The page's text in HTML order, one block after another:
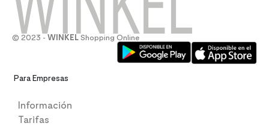
© 2023 - WINKEL Shopping Online
Para Empresas
Información
Tarifas